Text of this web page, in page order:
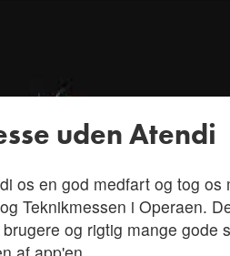
uden Atendi
os en god medfart og tog os
Teknikmessen i Operaen.
og rigtig mange gode